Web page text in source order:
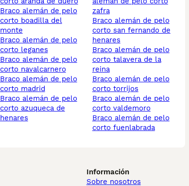
braco alemán de pelo
corto boadilla del
monte
braco alemán de pelo
corto leganes
braco alemán de pelo
corto navalcarnero
braco alemán de pelo
corto madrid
braco alemán de pelo
corto azuqueca de
henares
zafra
braco alemán de pelo
corto san fernando de
henares
braco alemán de pelo
corto talavera de la
reina
braco alemán de pelo
corto torrijos
braco alemán de pelo
corto valdemoro
braco alemán de pelo
corto fuenlabrada
Información
Sobre nosotros